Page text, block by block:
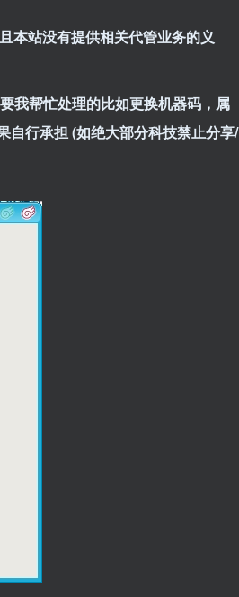
本站没有提供相关代管业务的义
我帮忙处理的比如更换机器码，属
自行承担 (如绝大部分科技禁止分享/